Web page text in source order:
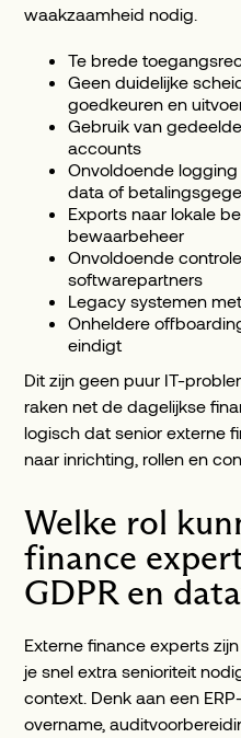
waakzaamheid nodig.
Te brede
Geen duidelijke
goedkeuren en
Gebruik van
accounts
Onvoldoende
data of
Exports naar lokale
bewaarbeheer
Onvoldoende
softwarepartners
Legacy systemen
Onheldere
eindigt
Dit zijn geen puur IT-
raken net de dagelijkse
logisch dat senior externe
naar inrichting, rollen en
Welke rol
finance
GDPR en
Externe finance experts
je snel extra senioriteit
context. Denk aan een
overname,